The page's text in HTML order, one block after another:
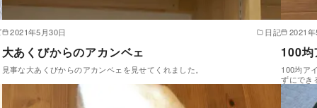
2021年5月30日 日記
大あくびからのアカンベェ
見事な大あくびからのアカンベェを見せてくれました。
2021
100均
100均ア
ずにでき